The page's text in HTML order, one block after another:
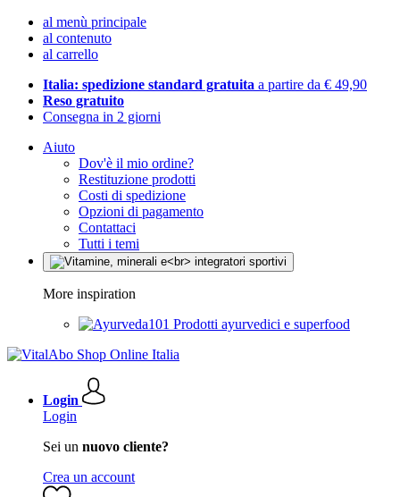
al menù principale
al contenuto
al carrello
Italia: spedizione standard gratuita a partire da € 49,90
Reso gratuito
Consegna in 2 giorni
Aiuto
Dov'è il mio ordine?
Restituzione prodotti
Costi di spedizione
Opzioni di pagamento
Contattaci
Tutti i temi
More inspiration
Prodotti ayurvedici e superfood
Login
Login
Sei un nuovo cliente?
Crea un account